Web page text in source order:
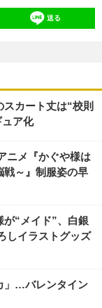
送る
スカート丈は“校則
ア化
ニメ『かぐや様は
戦～』制服姿の早
が“メイド”、白銀
しイラストグッズ
」…バレンタイン